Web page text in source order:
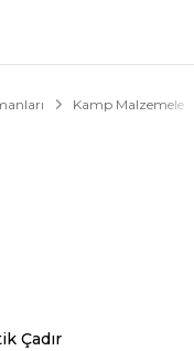
Kamp Malzemeleri
Çadır